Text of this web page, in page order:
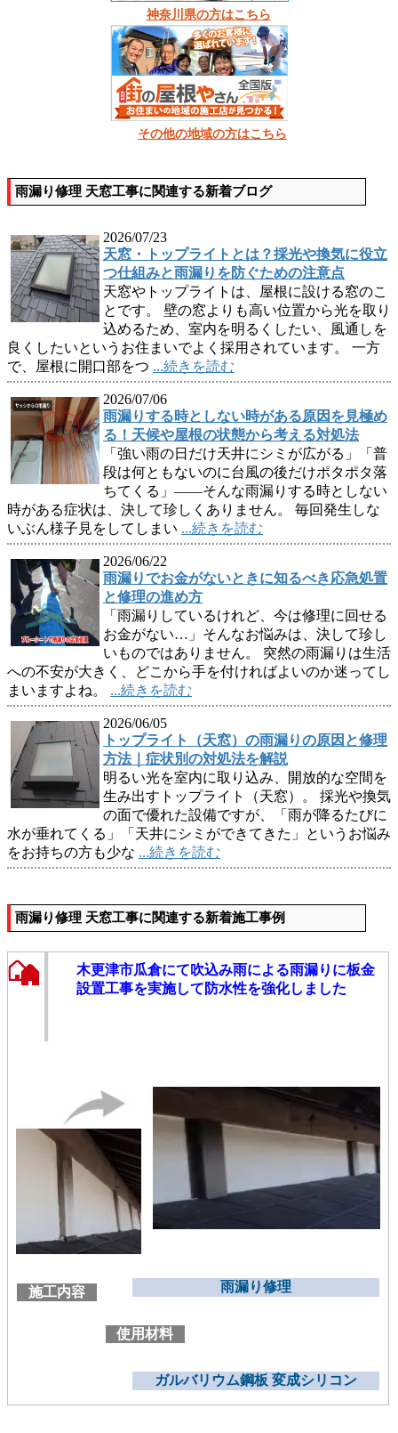
神奈川県の方はこちら
その他の地域の方はこちら
雨漏り修理 天窓工事に関連する新着ブログ
2026/07/23
天窓・トップライトとは？採光や換気に役立
つ仕組みと雨漏りを防ぐための注意点
天窓やトップライトは、屋根に設ける窓のこ
とです。 壁の窓よりも高い位置から光を取り
込めるため、室内を明るくしたい、風通しを
良くしたいというお住まいでよく採用されています。 一方
で、屋根に開口部をつ ...続きを読む
2026/07/06
雨漏りする時としない時がある原因を見極め
る！天候や屋根の状態から考える対処法
「強い雨の日だけ天井にシミが広がる」「普
段は何ともないのに台風の後だけポタポタ落
ちてくる」――そんな雨漏りする時としない
時がある症状は、決して珍しくありません。 毎回発生しな
いぶん様子見をしてしまい ...続きを読む
2026/06/22
雨漏りでお金がないときに知るべき応急処置
と修理の進め方
「雨漏りしているけれど、今は修理に回せる
お金がない…」そんなお悩みは、決して珍し
いものではありません。 突然の雨漏りは生活
への不安が大きく、どこから手を付ければよいのか迷ってし
まいますよね。 ...続きを読む
2026/06/05
トップライト（天窓）の雨漏りの原因と修理
方法｜症状別の対処法を解説
明るい光を室内に取り込み、開放的な空間を
生み出すトップライト（天窓）。 採光や換気
の面で優れた設備ですが、「雨が降るたびに
水が垂れてくる」「天井にシミができてきた」というお悩み
をお持ちの方も少な ...続きを読む
雨漏り修理 天窓工事に関連する新着施工事例
木更津市瓜倉にて吹込み雨による雨漏りに板金
設置工事を実施して防水性を強化しました
施工内容 雨漏り修理
使用材料
ガルバリウム鋼板 変成シリコン